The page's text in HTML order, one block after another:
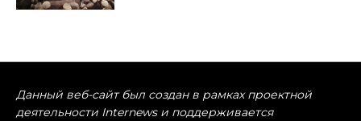
Данный веб-сайт был создан в рамках проектной
деятельности Internews и поддерживается